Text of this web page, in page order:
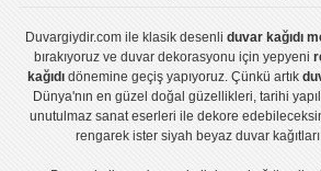
Duvargiydir.comile klasik desenli duvar kağıdı
bırakıyoruz veduvar dekorasyonu için yepyeni
kağıdıdönemine geçiş yapıyoruz. Çünkü artık
Dünya'nın en güzel doğal güzellikleri, tarihi
unutulmaz sanat eserleri ile dekore
rengarek ister siyah beyaz duvar kağıtları